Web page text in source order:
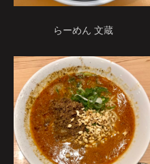
らーめん 文蔵